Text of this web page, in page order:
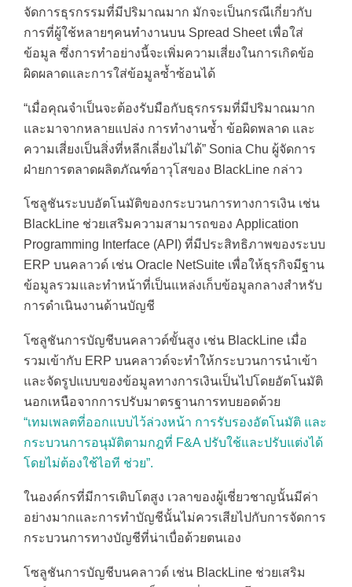
จัดการธุรกรรมที่มีปริมาณมาก มักจะเป็นกรณีเกี่ยวกับ
การที่ผู้ใช้หลายๆคนทำงานบน Spread Sheet เพื่อใส่
ข้อมูล ซึ่งการทำอย่างนี้จะเพิ่มความเสี่ยงในการเกิดข้อ
ผิดผลาดและการใส่ข้อมูลซ้ำซ้อนได้
“เมื่อคุณจำเป็นจะต้องรับมือกับธุรกรรมที่มีปริมาณมาก
และมาจากหลายแปล่ง การทำงานซ้ำ ข้อผิดพลาด และ
ความเสี่ยงเป็นสิ่งที่หลีกเลี่ยงไม่ได้” Sonia Chu ผู้จัดการ
ฝ่ายการตลาดผลิตภัณฑ์อาวุโสของ BlackLine กล่าว
โซลูชันระบบอัตโนมัติของกระบวนการทางการเงิน เช่น
BlackLine ช่วยเสริมความสามารถของ Application
Programming Interface (API) ที่มีประสิทธิภาพของระบบ
ERP บนคลาวด์ เช่น Oracle NetSuite เพื่อให้ธุรกิจมีฐาน
ข้อมูลรวมและทำหน้าที่เป็นแหล่งเก็บข้อมูลกลางสำหรับ
การดำเนินงานด้านบัญชี
โซลูชันการบัญชีบนคลาวด์ขั้นสูง เช่น BlackLine เมื่อ
รวมเข้ากับ ERP บนคลาวด์จะทำให้กระบวนการนำเข้า
และจัดรูปแบบของข้อมูลทางการเงินเป็นไปโดยอัตโนมัติ
นอกเหนือจากการปรับมาตรฐานการทบยอดด้วย
“เทมเพลตที่ออกแบบไว้ล่วงหน้า การรับรองอัตโนมัติ และ
กระบวนการอนุมัติตามกฎที่ F&A ปรับใช้และปรับแต่งได้
โดยไม่ต้องใช้ไอที ช่วย”.
ในองค์กรที่มีการเติบโตสูง เวลาของผู้เชี่ยวชาญนั้นมีค่า
อย่างมากและการทำบัญชีนั้นไม่ควรเสียไปกับการจัดการ
กระบวนการทางบัญชีที่น่าเบื่อด้วยตนเอง
โซลูชันการบัญชีบนคลาวด์ เช่น BlackLine ช่วยเสริม